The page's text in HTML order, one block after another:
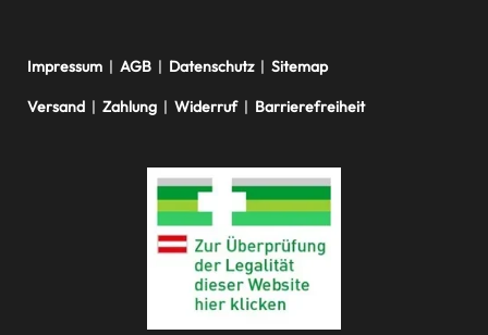
Impressum | AGB | Datenschutz| Sitemap
Versand | Zahlung | Widerruf| Barrierefreiheit